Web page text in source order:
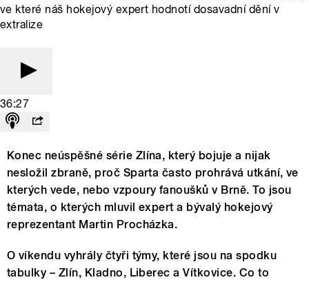
ve které náš hokejový expert hodnotí dosavadní dění v
extralize
36:27
Konec neúspěšné série Zlína, který bojuje a nijak
nesložil zbraně, proč Sparta často prohrává utkání, ve
kterých vede, nebo vzpoury fanoušků v Brně. To jsou
témata, o kterých mluvil expert a bývalý hokejový
reprezentant Martin Procházka.
O víkendu vyhrály čtyři týmy, které jsou na spodku
tabulky – Zlín, Kladno, Liberec a Vítkovice. Co to